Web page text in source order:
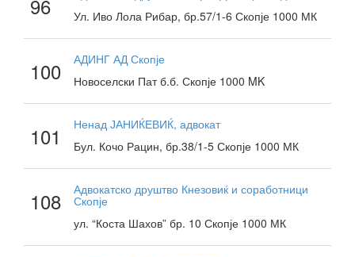
96
Ул. Иво Лола Рибар, бр.57/1-6 Скопје 1000 МК
100
АДИНГ АД Скопје
Новоселски Пат б.б. Скопје 1000 MK
101
Ненад ЈАНИЌЕВИЌ, адвокат
Бул. Кочо Рацин, бр.38/1-5 Скопје 1000 МК
108 Адвокатско друштво Кнезовиќ и соработници
Скопје
ул. “Коста Шахов” бр. 10 Скопје 1000 МК